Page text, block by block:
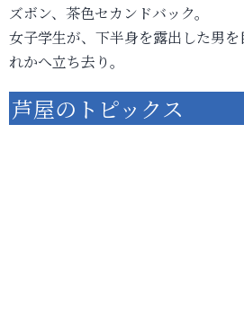
ズボン、茶色セカンドバック。
女子学生が、下半身を露出した男
れかへ立ち去り。
芦屋のトピックス